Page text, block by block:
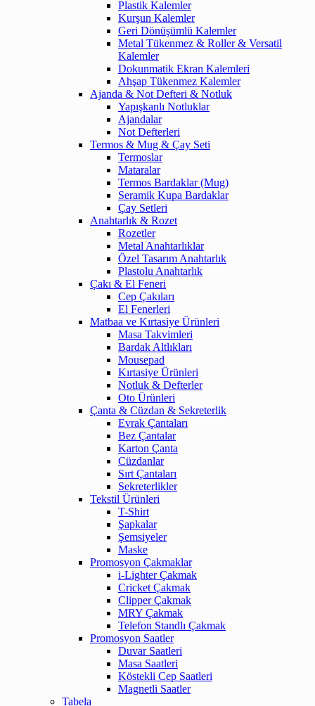
Plastik Kalemler
Kurşun Kalemler
Geri Dönüşümlü Kalemler
Metal Tükenmez & Roller & Versatil
Kalemler
Dokunmatik Ekran Kalemleri
Ahşap Tükenmez Kalemler
Ajanda & Not Defteri & Notluk
Yapışkanlı Notluklar
Ajandalar
Not Defterleri
Termos & Mug & Çay Seti
Termoslar
Mataralar
Termos Bardaklar (Mug)
Seramik Kupa Bardaklar
Çay Setleri
Anahtarlık & Rozet
Rozetler
Metal Anahtarlıklar
Özel Tasarım Anahtarlık
Plastolu Anahtarlık
Çakı & El Feneri
Cep Çakıları
El Fenerleri
Matbaa ve Kırtasiye Ürünleri
Masa Takvimleri
Bardak Altlıkları
Mousepad
Kırtasiye Ürünleri
Notluk & Defterler
Oto Ürünleri
Çanta & Cüzdan & Sekreterlik
Evrak Çantaları
Bez Çantalar
Karton Çanta
Cüzdanlar
Sırt Çantaları
Sekreterlikler
Tekstil Ürünleri
T-Shirt
Şapkalar
Şemsiyeler
Maske
Promosyon Çakmaklar
i-Lighter Çakmak
Cricket Çakmak
Clipper Çakmak
MRY Çakmak
Telefon Standlı Çakmak
Promosyon Saatler
Duvar Saatleri
Masa Saatleri
Köstekli Cep Saatleri
Magnetli Saatler
Tabela